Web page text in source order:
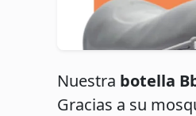
Nuestra botella
Gracias a su